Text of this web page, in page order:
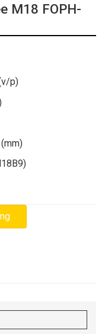
M18 FOPH-
p)
chính hãng số lượng